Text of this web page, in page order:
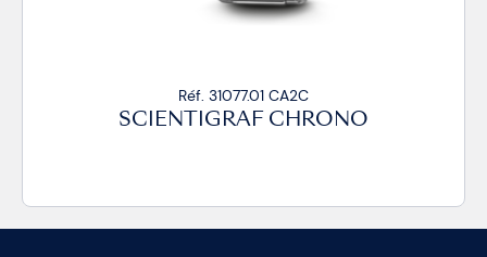
Réf. 31077.01 CA2C
SCIENTIGRAF CHRONO